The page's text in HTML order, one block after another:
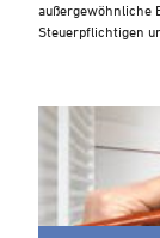
außergewöhnliche
Steuerpflichtigen